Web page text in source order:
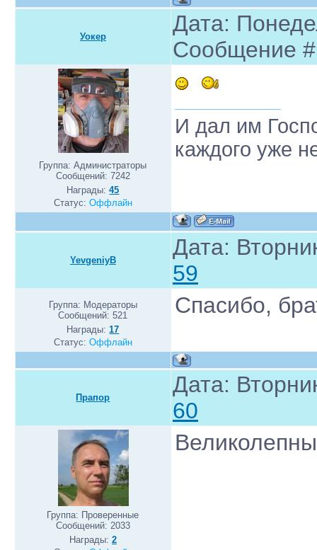
Уокер
Дата:
Сообщение
Группа: Администраторы
Сообщений: 7242
Награды:45
Статус: Оффлайн
И дал им
каждого уже
YevgeniyB
Дата:
59
Группа: Модераторы
Сообщений:521
Награды:17
Статус: Оффлайн
Спасибо,
Прапор
Дата:
60
Группа: Проверенные
Сообщений: 2033
Награды: 2